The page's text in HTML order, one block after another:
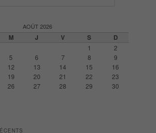
AOÛT 2026
M J V S D
1
2
5 6 7 8
9
12 13 14 15
16
19 20 21 22
23
26 27 28 29
30